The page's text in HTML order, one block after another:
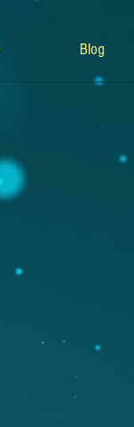
Blog